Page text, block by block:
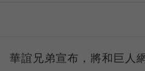
華誼兄弟宣布，將和巨人